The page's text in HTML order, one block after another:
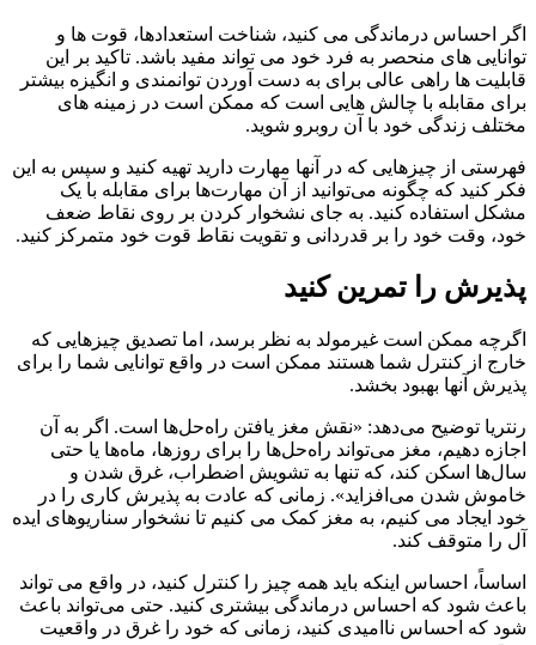
اگر احساس درماندگی می کنید، شناخت استعدادها، قوت ها و
توانایی های منحصر به فرد خود می تواند مفید باشد. تاکید بر این
قابلیت ها راهی عالی برای به دست آوردن توانمندی و انگیزه بیشتر
برای مقابله با چالش هایی است که ممکن است در زمینه های
مختلف زندگی خود با آن روبرو شوید.
فهرستی از چیزهایی که در آنها مهارت دارید تهیه کنید و سپس به این
فکر کنید که چگونه می‌توانید از آن مهارت‌ها برای مقابله با یک
مشکل استفاده کنید. به جای نشخوار کردن بر روی نقاط ضعف
خود، وقت خود را بر قدردانی و تقویت نقاط قوت خود متمرکز کنید.
پذیرش را تمرین کنید
اگرچه ممکن است غیرمولد به نظر برسد، اما تصدیق چیزهایی که
خارج از کنترل شما هستند ممکن است در واقع توانایی شما را برای
پذیرش آنها بهبود بخشد.
رنتریا توضیح می‌دهد: «نقش مغز یافتن راه‌حل‌ها است. اگر به آن
اجازه دهیم، مغز می‌تواند راه‌حل‌ها را برای روزها، ماه‌ها یا حتی
سال‌ها اسکن کند، که تنها به تشویش اضطراب، غرق شدن و
خاموش شدن می‌افزاید». زمانی که عادت به پذیرش کاری را در
خود ایجاد می کنیم، به مغز کمک می کنیم تا نشخوار سناریوهای ایده
آل را متوقف کند.
اساساً، احساس اینکه باید همه چیز را کنترل کنید، در واقع می تواند
باعث شود که احساس درماندگی بیشتری کنید. حتی می‌تواند باعث
شود که احساس ناامیدی کنید، زمانی که خود را غرق در واقعیت